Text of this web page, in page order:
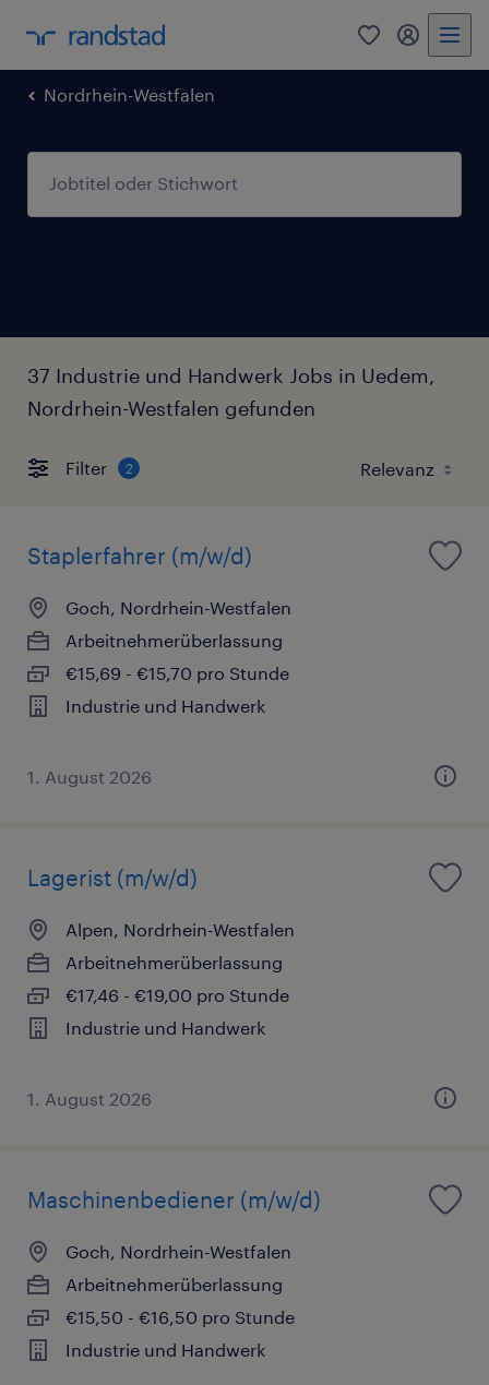
0 Mein
Nordrhein-Westfalen
37 Industrie und Handwerk Jobs in Uedem,
Nordrhein-Westfalen gefunden
Filter 2
Staplerfahrer (m/w/d)
Goch, Nordrhein-Westfalen
Arbeitnehmerüberlassung
€15,69 - €15,70 pro Stunde
Industrie und Handwerk
1. August 2026
Lagerist (m/w/d)
Alpen, Nordrhein-Westfalen
Arbeitnehmerüberlassung
€17,46 - €19,00 pro Stunde
Industrie und Handwerk
1. August 2026
Maschinenbediener (m/w/d)
Goch, Nordrhein-Westfalen
Arbeitnehmerüberlassung
€15,50 - €16,50 pro Stunde
Industrie und Handwerk